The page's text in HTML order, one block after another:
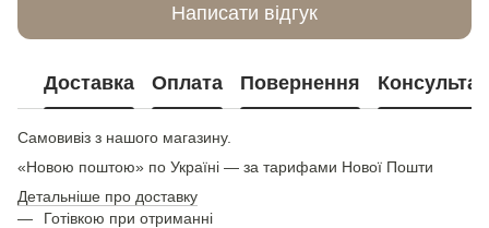
Написати відгук
Доставка Оплата Повернення
Самовивіз з нашого магазину.
«Новою поштою» по Україні — за тарифами Нової Пошти
Детальніше про доставку
Готівкою при отриманні